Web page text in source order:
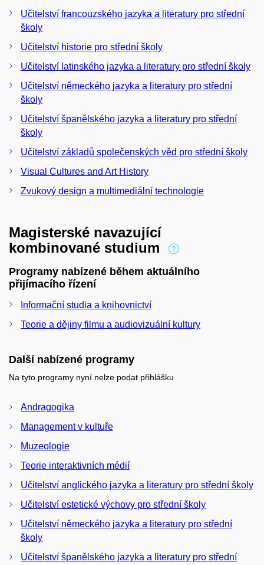
Učitelství francouzského jazyka a literatury pro střední
školy
Učitelství historie pro střední školy
Učitelství latinského jazyka a literatury pro střední školy
Učitelství německého jazyka a literatury pro střední
školy
Učitelství španělského jazyka a literatury pro střední
školy
Učitelství základů společenských věd pro střední školy
Visual Cultures and Art History
Zvukový design a multimediální technologie
Magisterské navazující
kombinované studium
Programy nabízené během aktuálního
přijímacího řízení
Informační studia a knihovnictví
Teorie a dějiny filmu a audiovizuální kultury
Další nabízené programy
Na tyto programy nyní nelze podat přihlášku
Andragogika
Management v kultuře
Muzeologie
Teorie interaktivních médií
Učitelství anglického jazyka a literatury pro střední školy
Učitelství estetické výchovy pro střední školy
Učitelství německého jazyka a literatury pro střední
školy
Učitelství španělského jazyka a literatury pro střední